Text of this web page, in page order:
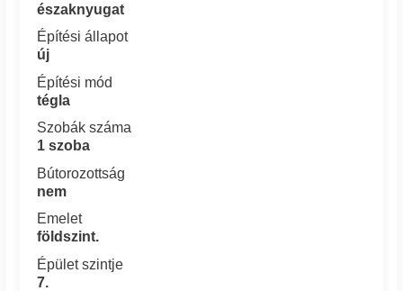
északnyugat
Építési állapot
új
Építési mód
tégla
Szobák száma
1 szoba
Bútorozottság
nem
Emelet
földszint.
Épület szintje
7.